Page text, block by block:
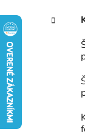
n
e